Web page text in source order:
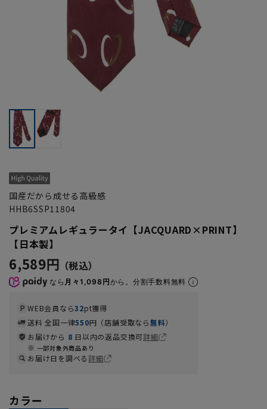
国産だから成せる高級感
HHB6SSP11804
プレミアムレギュラータイ【JACQUARD×PRINT】
【日本製】
6,589円
なら 月々1,098円から。分割手数料無料
WEB会員なら32pt獲得
送料 全国一律550円（店舗受取なら無料）
お届けから 8 日以内の返品交換可詳細
一部対象外商品あり
お届け日を調べる詳細
カラー